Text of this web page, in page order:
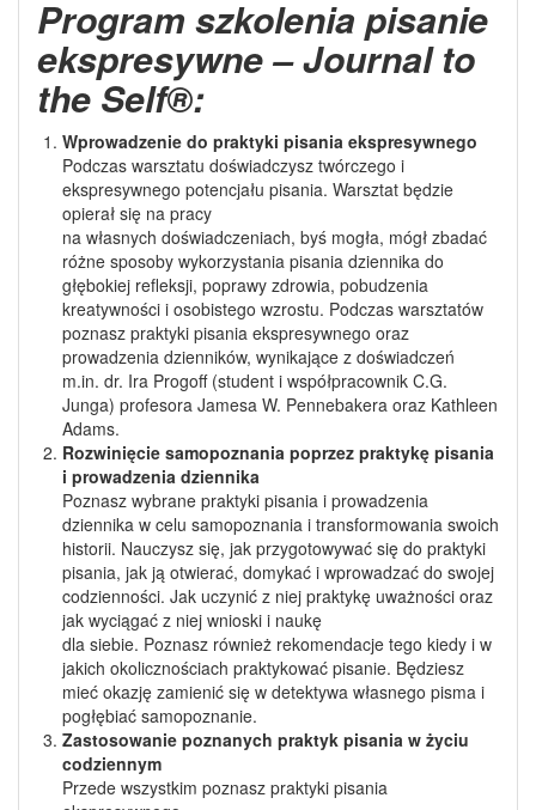
Program szkolenia pisanie
ekspresywne – Journal to
the Self®:
Wprowadzenie do praktyki pisania ekspresywnego
Podczas warsztatu doświadczysz twórczego i
ekspresywnego potencjału pisania. Warsztat będzie
opierał się na pracy
na własnych doświadczeniach, byś mogła, mógł zbadać
różne sposoby wykorzystania pisania dziennika do
głębokiej refleksji, poprawy zdrowia, pobudzenia
kreatywności i osobistego wzrostu. Podczas warsztatów
poznasz praktyki pisania ekspresywnego oraz
prowadzenia dzienników, wynikające z doświadczeń
m.in. dr. Ira Progoff (student i współpracownik C.G.
Junga) profesora Jamesa W. Pennebakera oraz Kathleen
Adams.
Rozwinięcie samopoznania poprzez praktykę pisania
i prowadzenia dziennika
Poznasz wybrane praktyki pisania i prowadzenia
dziennika w celu samopoznania i transformowania swoich
historii. Nauczysz się, jak przygotowywać się do praktyki
pisania, jak ją otwierać, domykać i wprowadzać do swojej
codzienności. Jak uczynić z niej praktykę uważności oraz
jak wyciągać z niej wnioski i naukę
dla siebie. Poznasz również rekomendacje tego kiedy i w
jakich okolicznościach praktykować pisanie. Będziesz
mieć okazję zamienić się w detektywa własnego pisma i
pogłębiać samopoznanie.
Zastosowanie poznanych praktyk pisania w życiu
codziennym
Przede wszystkim poznasz praktyki pisania